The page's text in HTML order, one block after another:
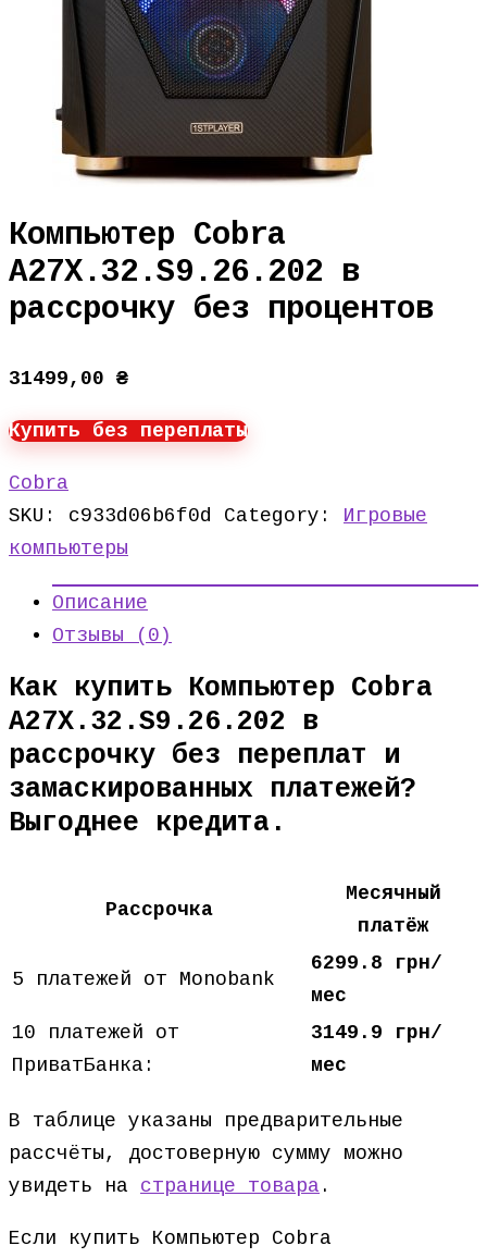
Компьютер Cobra
A27X.32.S9.26.202 в
рассрочку без процентов
31499,00 ₴
Купить без переплаты
Cobra
SKU: c933d06b6f0d Category: Игровые
компьютеры
Описание
Отзывы (0)
Как купить Компьютер Cobra
A27X.32.S9.26.202 в
рассрочку без переплат и
замаскированных платежей?
Выгоднее кредита.
Рассрочка
Месячный
платёж
5 платежей от Monobank
6299.8 грн/
мес
10 платежей от
ПриватБанка:
3149.9 грн/
мес
В таблице указаны предварительные
рассчёты, достоверную сумму можно
увидеть на странице товара .
Если купить Компьютер Cobra